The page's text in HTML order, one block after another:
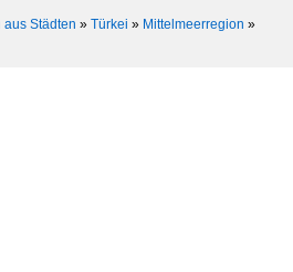
aus Städten » Türkei » Mittelmeerregion »